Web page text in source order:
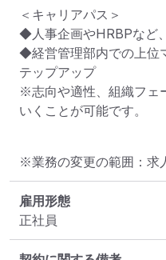
＜キャリアパス＞
◆人事企画やHRBPなど
◆経営管理部内での上位
テップアップ
※志向や適性、組織フェ
いくことが可能です。
※業務の変更の範囲：求
雇用形態
正社員